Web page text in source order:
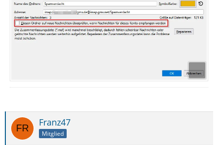
Franz47
Mitglied